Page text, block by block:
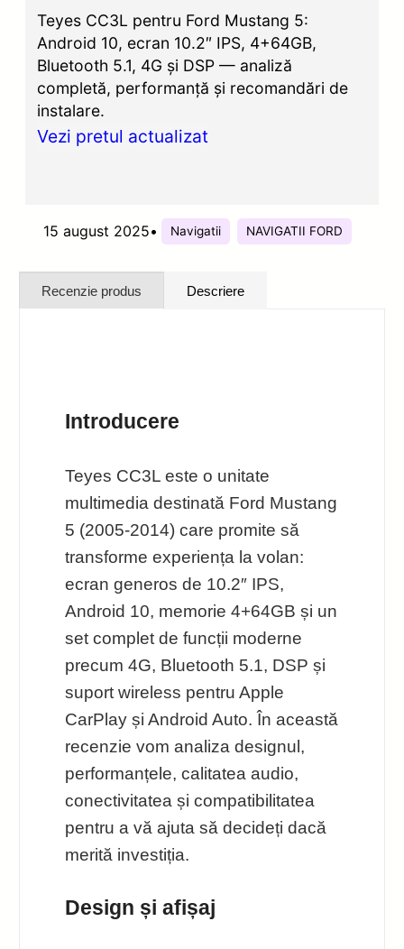
Teyes CC3L pentru Ford Mustang 5:
Android 10, ecran 10.2″ IPS, 4+64GB,
Bluetooth 5.1, 4G și DSP — analiză
completă, performanță și recomandări de
instalare.
Vezi pretul actualizat
15 august 2025• Navigatii NAVIGATII FORD
Recenzie produs Descriere
Introducere
Teyes CC3L este o unitate
multimedia destinată Ford Mustang
5 (2005-2014) care promite să
transforme experiența la volan:
ecran generos de 10.2″ IPS,
Android 10, memorie 4+64GB și un
set complet de funcții moderne
precum 4G, Bluetooth 5.1, DSP și
suport wireless pentru Apple
CarPlay și Android Auto. În această
recenzie vom analiza designul,
performanțele, calitatea audio,
conectivitatea și compatibilitatea
pentru a vă ajuta să decideți dacă
merită investiția.
Design și afișaj